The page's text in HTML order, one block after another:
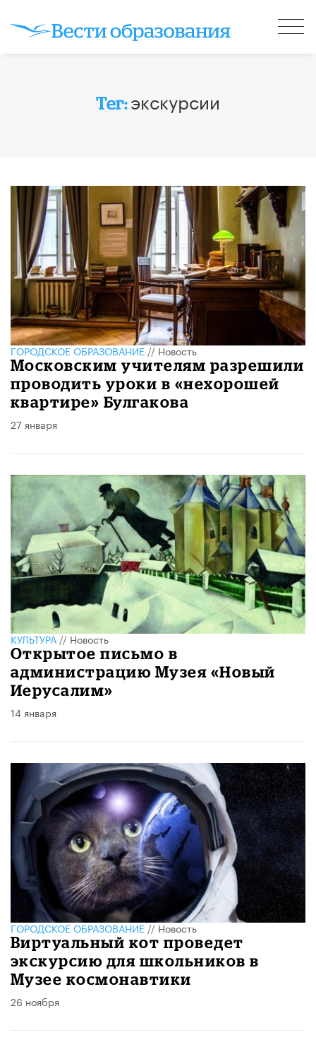
Тег:экскурсии
ГОРОДСКОЕ ОБРАЗОВАНИЕ//Новость
Московским учителям разрешили
проводить уроки в «нехорошей
квартире» Булгакова
27 января
КУЛЬТУРА//Новость
Открытое письмо в
администрацию Музея «Новый
Иерусалим»
14 января
ГОРОДСКОЕ ОБРАЗОВАНИЕ//Новость
Виртуальный кот проведет
экскурсию для школьников в
Музее космонавтики
26 ноября